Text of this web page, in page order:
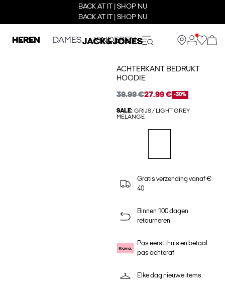
BACK AT IT | SHOP NU
BACK AT IT | SHOP NU
HEREN DAMES KINDEREN
ACHTERKANT BEDRUKT
HOODIE
39.99 €27.99 € -30%
SALE: GRIJS / LIGHT GREY
MELANGE
Gratis verzending vanaf €
40
Binnen 100 dagen
retourneren
Pas eerst thuis en betaal
pas achteraf
Elke dag nieuwe items